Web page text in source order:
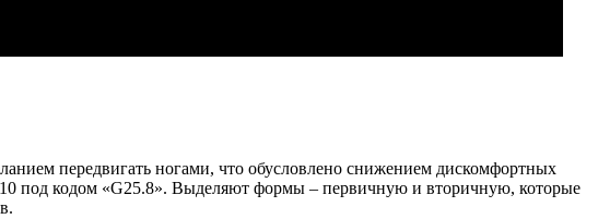
передвигать ногами, что обусловлено снижением дискомфортных
под кодом «G25.8». Выделяют формы – первичную и вторичную, которые